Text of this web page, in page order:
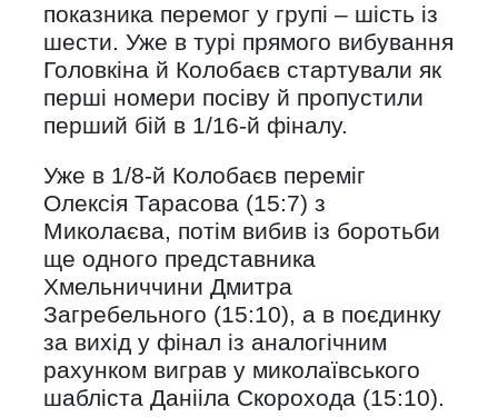
показника перемог у групі – шість із
шести. Уже в турі прямого вибування
Головкіна й Колобаєв стартували як
перші номери посіву й пропустили
перший бій в 1/16-й фіналу.
Уже в 1/8-й Колобаєв переміг
Олексія Тарасова (15:7) з
Миколаєва, потім вибив із боротьби
ще одного представника
Хмельниччини Дмитра
Загребельного (15:10), а в поєдинку
за вихід у фінал із аналогічним
рахунком виграв у миколаївського
шабліста Данііла Скорохода (15:10).